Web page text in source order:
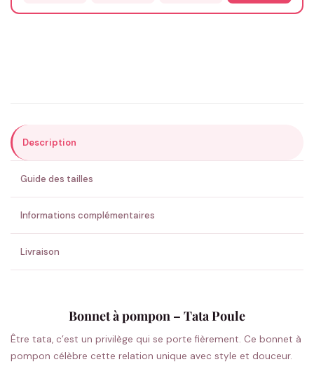
ENVOYER MA DEMANDE ✨
💚 Retour sous 24-48h🇫🇷 Flocage en France✅ Validation avant fabrication
Description
Guide des tailles
Informations complémentaires
Livraison
Bonnet à pompon – Tata Poule
Être tata, c’est un privilège qui se porte fièrement. Ce bonnet à
pompon célèbre cette relation unique avec style et douceur.